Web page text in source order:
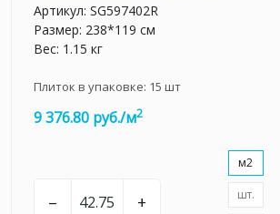
Артикул: SG597402R
Размер: 238*119 см
Вес: 1.15 кг
Плиток в упаковке: 15 шт
9 376.80 руб./м2
– +
м2
шт.